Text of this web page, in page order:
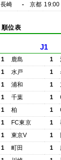
長崎
- 京都 19:00
順位表
J1
1 鹿島 1
1
水戸 1
1
浦和 1
1
千葉 1
1
柏 1
1
FC東京 1
1
東京V 1
1
町田 1